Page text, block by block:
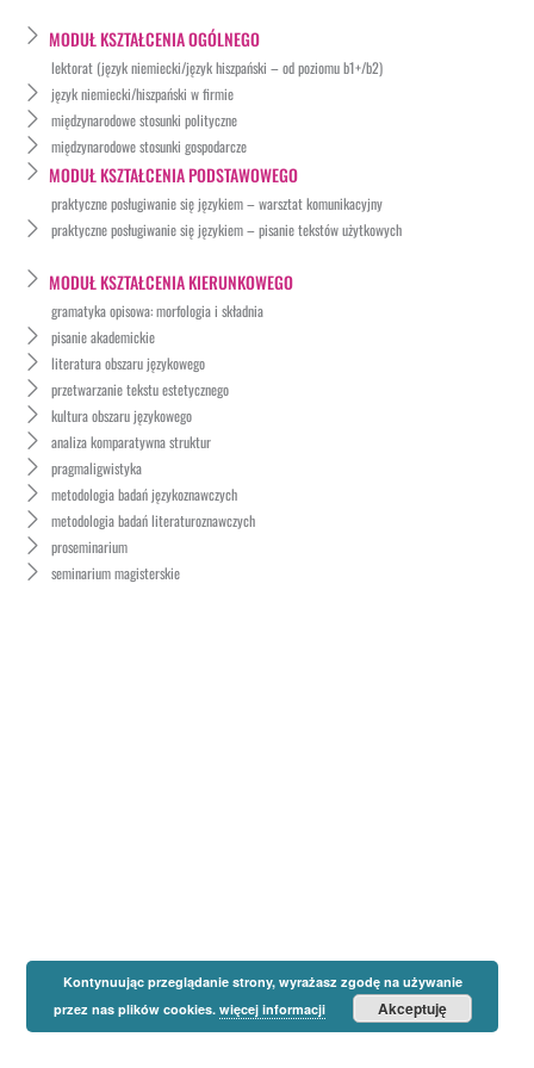
MODUŁ KSZTAŁCENIA OGÓLNEGO
lektorat (język niemiecki/język hiszpański – od poziomu b1+/b2)
język niemiecki/hiszpański w firmie
międzynarodowe stosunki polityczne
międzynarodowe stosunki gospodarcze
MODUŁ KSZTAŁCENIA PODSTAWOWEGO
praktyczne posługiwanie się językiem – warsztat komunikacyjny
praktyczne posługiwanie się językiem – pisanie tekstów użytkowych
MODUŁ KSZTAŁCENIA KIERUNKOWEGO
gramatyka opisowa: morfologia i składnia
pisanie akademickie
literatura obszaru językowego
przetwarzanie tekstu estetycznego
kultura obszaru językowego
analiza komparatywna struktur
pragmaligwistyka
metodologia badań językoznawczych
metodologia badań literaturoznawczych
proseminarium
seminarium magisterskie
Kontynuując przeglądanie strony, wyrażasz zgodę na używanie
przez nas plików cookies. więcej informacji Akceptuję